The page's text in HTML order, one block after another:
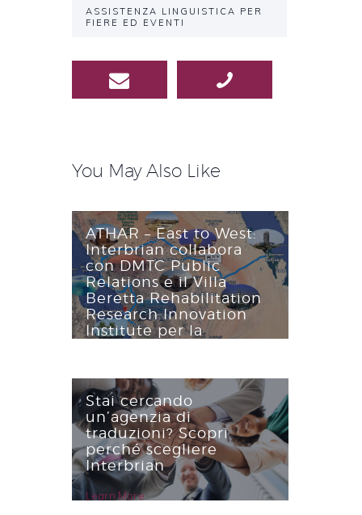
ASSISTENZA LINGUISTICA PER
FIERE ED EVENTI
Navigazione
You May Also Like
ATHAR – East to West:
Interbrian collabora
con DMTC Public
Relations e il Villa
Beretta Rehabilitation
Research Innovation
Institute per la
Learn More
Stai cercando
un’agenzia di
traduzioni? Scopri
perché scegliere
Interbrian
Learn More